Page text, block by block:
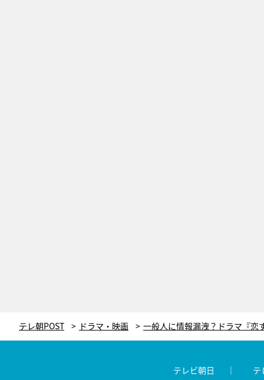
テレ朝POST ドラマ・映画
テレビ朝日 テ